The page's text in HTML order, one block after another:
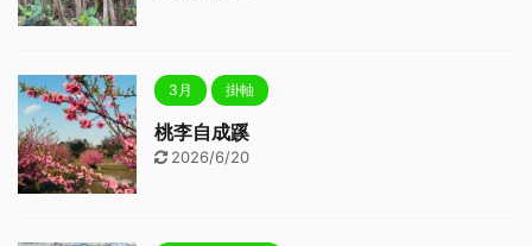
3月 掛軸
桃李自成蹊
2026/6/20